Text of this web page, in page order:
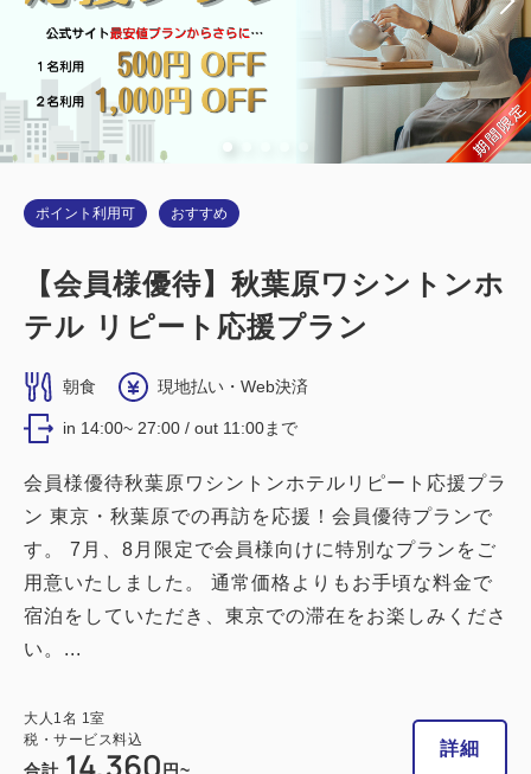
ポイント利用可 おすすめ
【会員様優待】秋葉原ワシントンホ
テル リピート応援プラン
朝食 現地払い・Web決済
in 14:00~ 27:00 / out 11:00まで
会員様優待秋葉原ワシントンホテルリピート応援プラ
ン 東京・秋葉原での再訪を応援！会員優待プランで
す。 7月、8月限定で会員様向けに特別なプランをご
用意いたしました。 通常価格よりもお手頃な料金で
宿泊をしていただき、東京での滞在をお楽しみくださ
い。...
大人 1 名 1 室
税・サービス料込
合計 14,360 円~
詳細